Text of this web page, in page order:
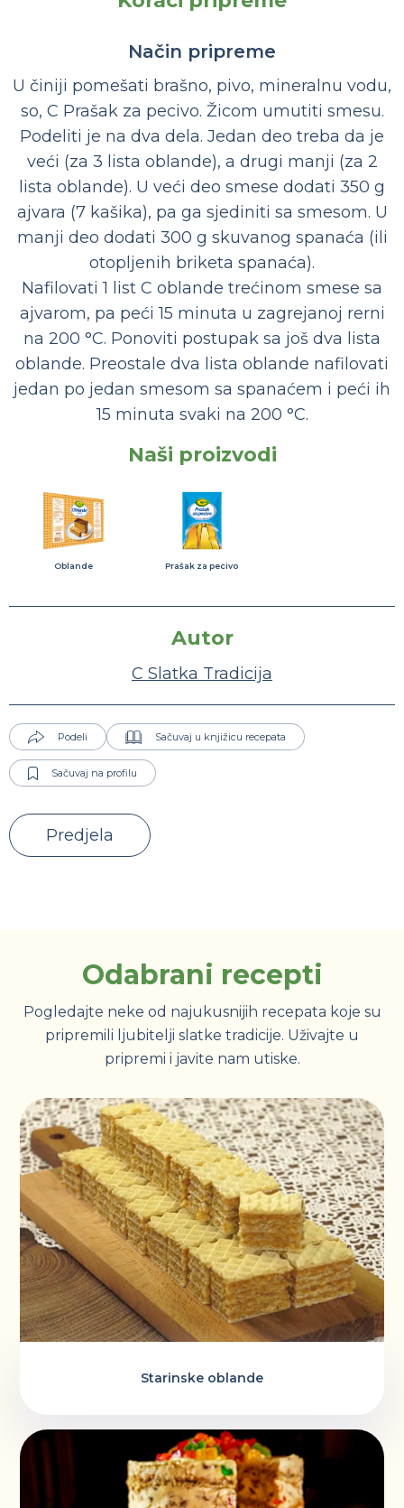
Način pripreme
U činiji pomešati brašno, pivo, mineralnu vodu,
so, C Prašak za pecivo. Žicom umutiti smesu.
Podeliti je na dva dela. Jedan deo treba da je
veći (za 3 lista oblande), a drugi manji (za 2
lista oblande). U veći deo smese dodati 350 g
ajvara (7 kašika), pa ga sjediniti sa smesom. U
manji deo dodati 300 g skuvanog spanaća (ili
otopljenih briketa spanaća).
Nafilovati 1 list C oblande trećinom smese sa
ajvarom, pa peći 15 minuta u zagrejanoj rerni
na 200 °C. Ponoviti postupak sa još dva lista
oblande. Preostale dva lista oblande nafilovati
jedan po jedan smesom sa spanaćem i peći ih
15 minuta svaki na 200 °C.
Naši proizvodi
Oblande Prašak za pecivo
Autor
C Slatka Tradicija
Podeli Sačuvaj u knjižicu recepata
Sačuvaj na profilu
Predjela
Odabrani recepti
Pogledajte neke od najukusnijih recepata koje su
pripremili ljubitelji slatke tradicije. Uživajte u
pripremi i javite nam utiske.
Starinske oblande